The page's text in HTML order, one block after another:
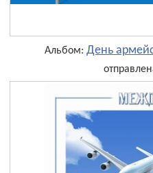
Альбом: День